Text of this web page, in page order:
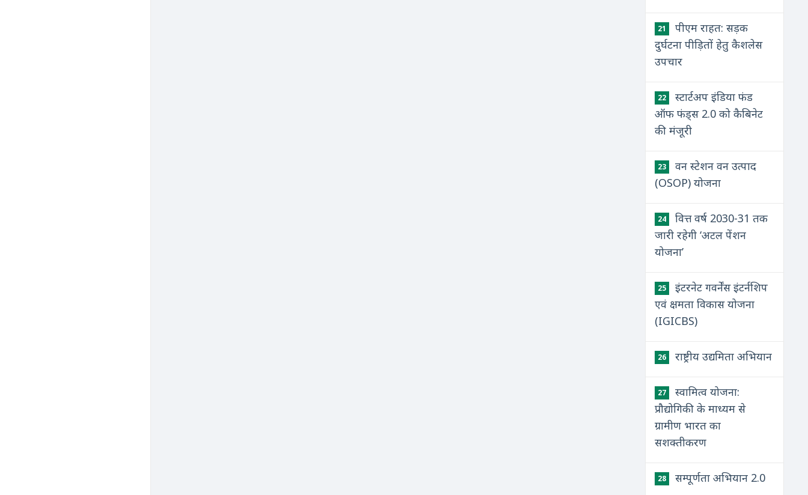
21
पीएम राहत: सड़क
दुर्घटना पीड़ितों हेतु कैशलेस
उपचार
22
स्टार्टअप इंडिया फंड
ऑफ फंड्स 2.0 को कैबिनेट
की मंजूरी
23
वन स्टेशन वन उत्पाद
(OSOP) योजना
24
वित्त वर्ष 2030-31 तक
जारी रहेगी ‘अटल पेंशन
योजना’
25
इंटरनेट गवर्नेंस इंटर्नशिप
एवं क्षमता विकास योजना
(IGICBS)
26 राष्ट्रीय उद्यमिता अभियान
27
स्वामित्व योजना:
प्रौद्योगिकी के माध्यम से
ग्रामीण भारत का
सशक्तीकरण
28 सम्पूर्णता अभियान 2.0